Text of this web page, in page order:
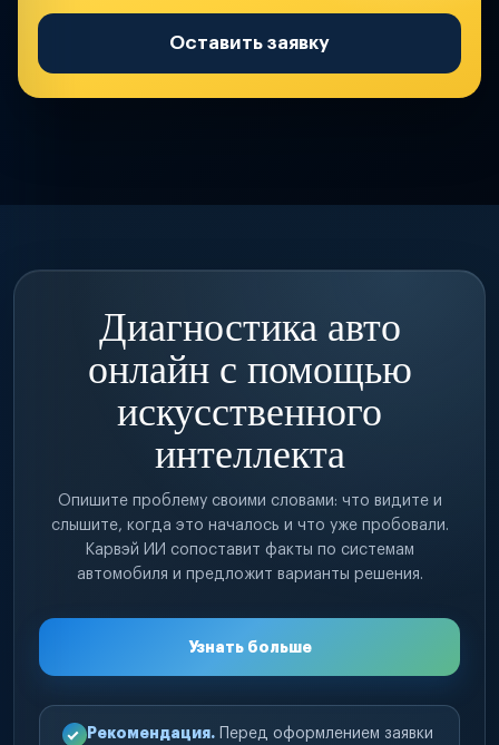
Оставить заявку
Диагностика авто
онлайн с помощью
искусственного
интеллекта
Опишите проблему своими словами: что видите и
слышите, когда это началось и что уже пробовали.
Карвэй ИИ сопоставит факты по системам
автомобиля и предложит варианты решения.
Узнать больше
Рекомендация. Перед оформлением заявки